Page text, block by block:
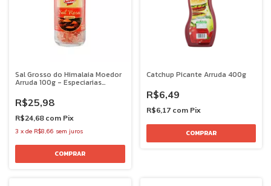
Sal Grosso do Himalaia Moedor
Arruda 100g - Especiarias
R$25,98
R$24,68 com Pix
3 x de R$8,66 sem juros
Catchup Picante Arruda 400g
R$6,49
R$6,17 com Pix